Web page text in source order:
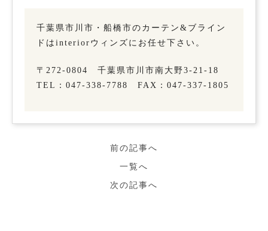
千葉県市川市・船橋市のカーテン&ブライン
ドはinteriorウィンズにお任せ下さい。
〒272-0804 千葉県市川市南大野3-21-18
TEL：047-338-7788 FAX：047-337-1805
前の記事へ
一覧へ
次の記事へ